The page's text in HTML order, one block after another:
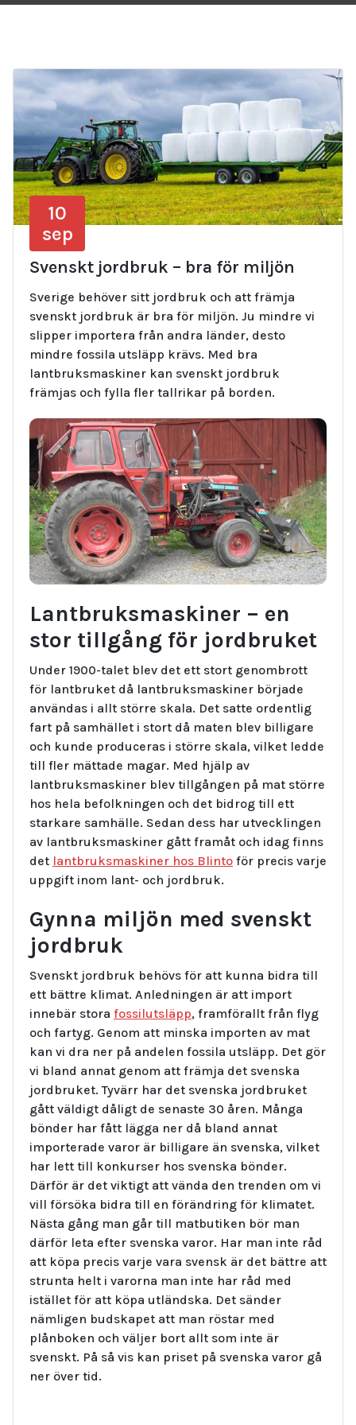
10
sep
Svenskt jordbruk – bra för miljön
Sverige behöver sitt jordbruk och att främja
svenskt jordbruk är bra för miljön. Ju mindre vi
slipper importera från andra länder, desto
mindre fossila utsläpp krävs. Med bra
lantbruksmaskiner kan svenskt jordbruk
främjas och fylla fler tallrikar på borden.
Lantbruksmaskiner – en
stor tillgång för jordbruket
Under 1900-talet blev det ett stort genombrott
för lantbruket då lantbruksmaskiner började
användas i allt större skala. Det satte ordentlig
fart på samhället i stort då maten blev billigare
och kunde produceras i större skala, vilket ledde
till fler mättade magar. Med hjälp av
lantbruksmaskiner blev tillgången på mat större
hos hela befolkningen och det bidrog till ett
starkare samhälle. Sedan dess har utvecklingen
av lantbruksmaskiner gått framåt och idag finns
det lantbruksmaskiner hos Blinto för precis varje
uppgift inom lant- och jordbruk.
Gynna miljön med svenskt
jordbruk
Svenskt jordbruk behövs för att kunna bidra till
ett bättre klimat. Anledningen är att import
innebär stora fossilutsläpp, framförallt från flyg
och fartyg. Genom att minska importen av mat
kan vi dra ner på andelen fossila utsläpp. Det gör
vi bland annat genom att främja det svenska
jordbruket. Tyvärr har det svenska jordbruket
gått väldigt dåligt de senaste 30 åren. Många
bönder har fått lägga ner då bland annat
importerade varor är billigare än svenska, vilket
har lett till konkurser hos svenska bönder.
Därför är det viktigt att vända den trenden om vi
vill försöka bidra till en förändring för klimatet.
Nästa gång man går till matbutiken bör man
därför leta efter svenska varor. Har man inte råd
att köpa precis varje vara svensk är det bättre att
strunta helt i varorna man inte har råd med
istället för att köpa utländska. Det sänder
nämligen budskapet att man röstar med
plånboken och väljer bort allt som inte är
svenskt. På så vis kan priset på svenska varor gå
ner över tid.